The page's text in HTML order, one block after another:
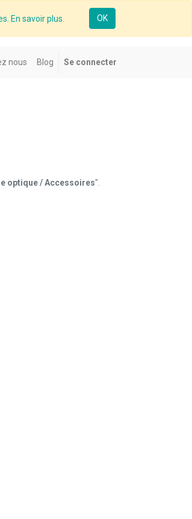
En savoir plus. OK
nous Blog Se connecter
optique / Accessoires".